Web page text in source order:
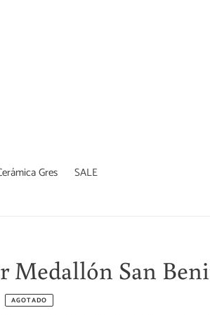
Gres SALE
Medallón San
AGOTADO